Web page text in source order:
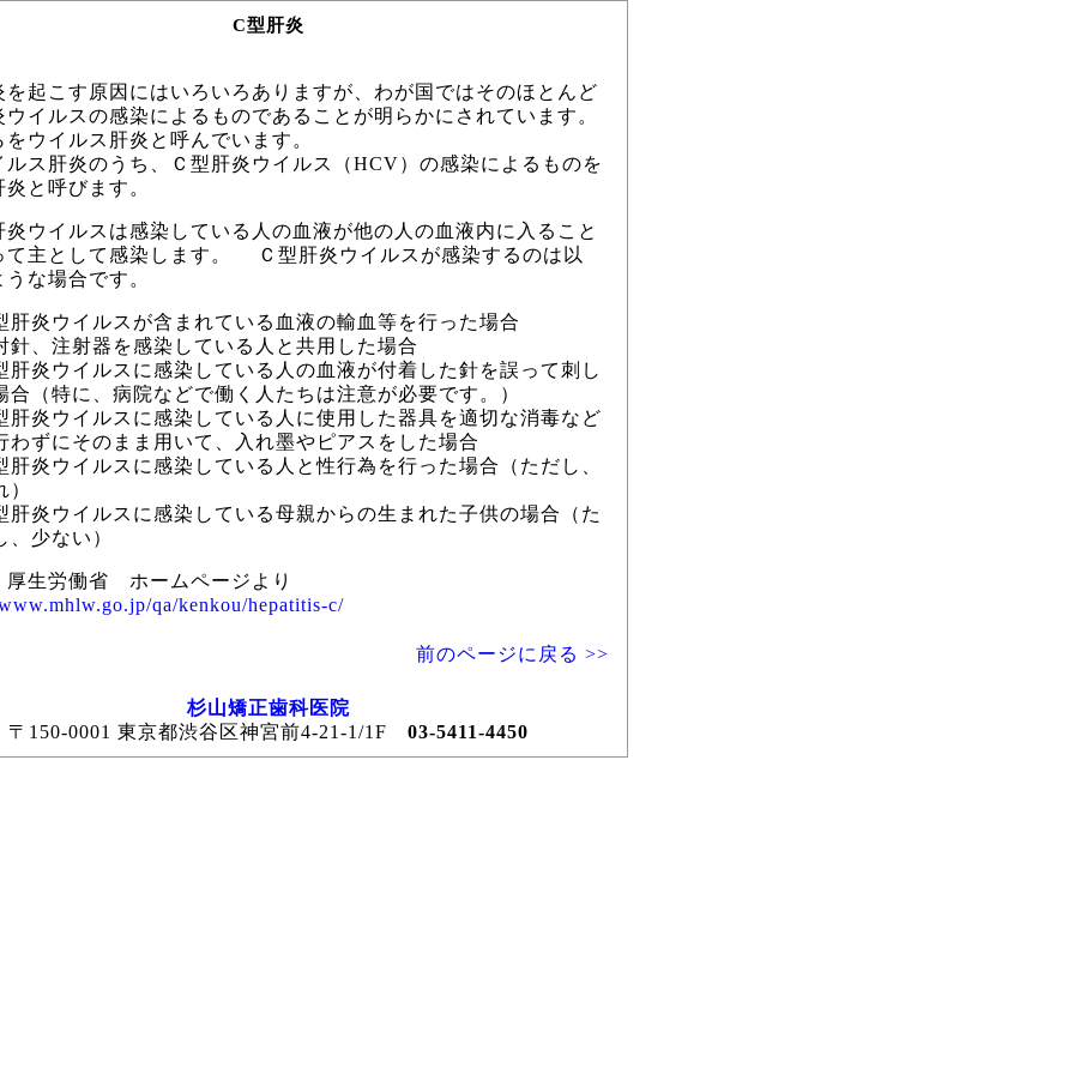
C型肝炎
起こす原因にはいろいろありますが、わが国ではそのほとんど
ウイルスの感染によるものであることが明らかにされています。
をウイルス肝炎と呼んでいます。
ス肝炎のうち、Ｃ型肝炎ウイルス（HCV）の感染によるものを
炎と呼びます。
炎ウイルスは感染している人の血液が他の人の血液内に入ること
て主として感染します。 Ｃ型肝炎ウイルスが感染するのは以
な場合です。
肝炎ウイルスが含まれている血液の輸血等を行った場合
針、注射器を感染している人と共用した場合
肝炎ウイルスに感染している人の血液が付着した針を誤って刺し
合（特に、病院などで働く人たちは注意が必要です。）
肝炎ウイルスに感染している人に使用した器具を適切な消毒など
わずにそのまま用いて、入れ墨やピアスをした場合
肝炎ウイルスに感染している人と性行為を行った場合（ただし、
）
肝炎ウイルスに感染している母親からの生まれた子供の場合（た
、少ない）
生労働省 ホームページより
qa/kenkou/hepatitis-c/
前のページに戻る >>
杉山矯正歯科医院
〒150-0001 東京都渋谷区神宮前4-21-1/1F 03-5411-4450